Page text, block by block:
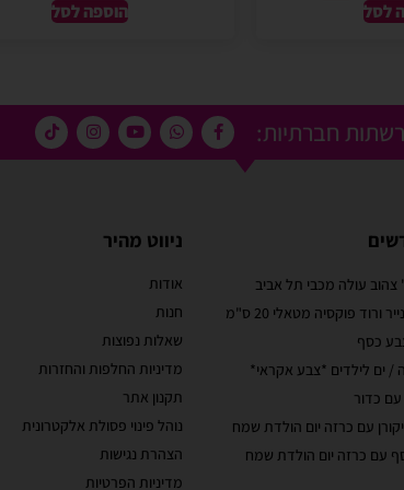
לסל הוספה לסל
חברתיות:
ים לילדים *צבע אקראי*
כדור
עם כרזה יום הולדת שמח
עם כרזה יום הולדת שמח
ניווט מהיר
אודות
חנות
שאלות נפוצות
מדיניות החלפות והחזרות
תקנון אתר
נוהל פינוי פסולת אלקטרונית
הצהרת נגישות
מדיניות הפרטיות
שירות לקוחות מוצלח!
זה שירות הלקוחות! עונים בשניה לוואטסאפ, בנעימות
ובנכונות לעזור. יעילים בטירוף. ממליצה בחום